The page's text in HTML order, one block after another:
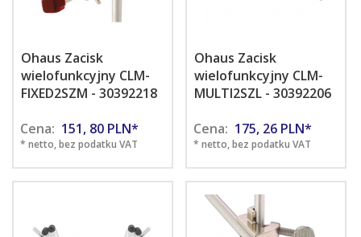
Ohaus Zacisk
wielofunkcyjny CLM-
FIXED2SZM - 30392218
Cena: 151, 80 PLN*
* netto, bez podatku VAT
Ohaus Zacisk
wielofunkcyjny CLM-
MULTI2SZL - 30392206
Cena: 175, 26 PLN*
* netto, bez podatku VAT